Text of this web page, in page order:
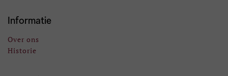
Informatie
Over ons
Historie